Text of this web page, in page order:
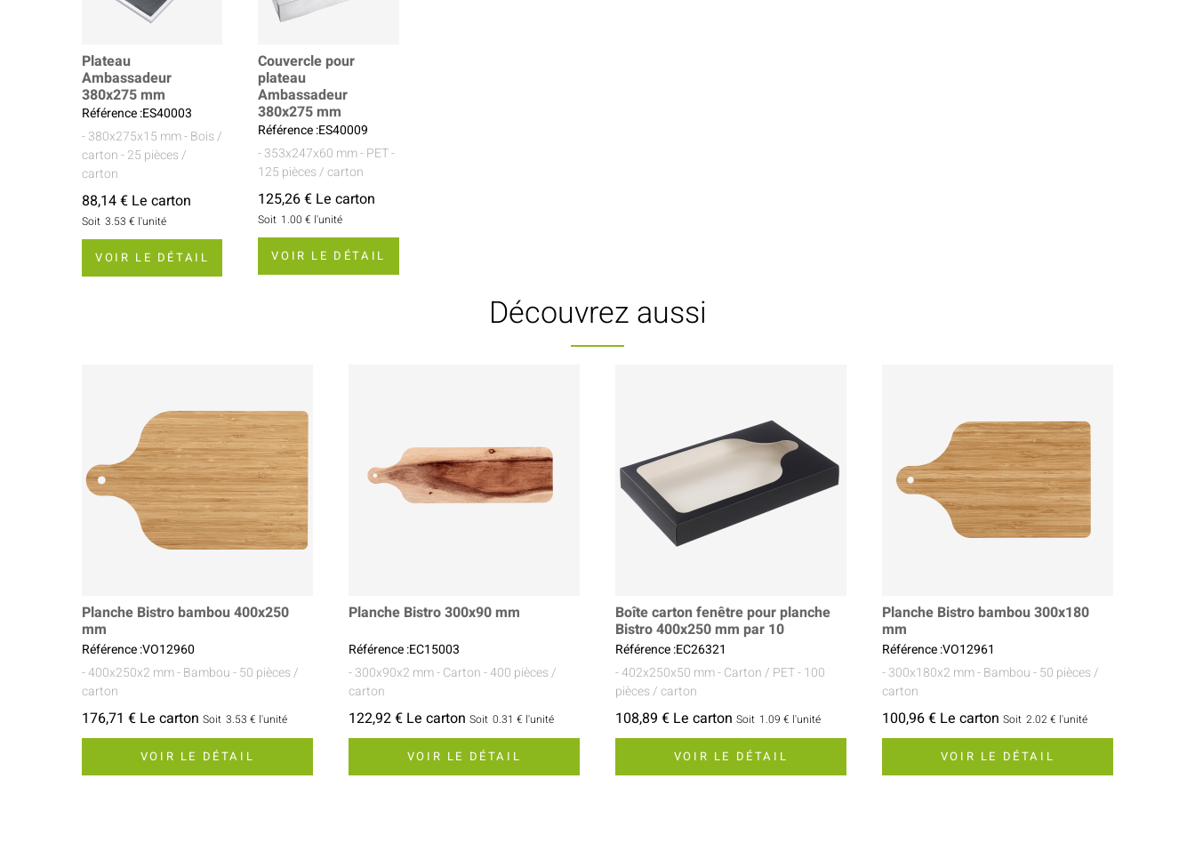
Plateau
Ambassadeur
380x275 mm
Référence :ES40003
- 380x275x15 mm- Bois /
carton- 25 pièces /
carton
88,14 € Le carton
Soit 3.53 € l'unité
VOIR LE DÉTAIL
Couvercle pour
plateau
Ambassadeur
380x275 mm
Référence :ES40009
- 353x247x60 mm- PET-
125 pièces / carton
125,26 € Le carton
Soit 1.00 € l'unité
VOIR LE DÉTAIL
Découvrez aussi
Planche Bistro bambou 400x250
mm
Référence :VO12960
- 400x250x2 mm- Bambou- 50 pièces /
carton
176,71 € Le carton Soit 3.53 € l'unité
VOIR LE DÉTAIL
Planche Bistro 300x90 mm
Référence :EC15003
- 300x90x2 mm- Carton- 400 pièces /
carton
122,92 € Le carton Soit 0.31 € l'unité
VOIR LE DÉTAIL
Boîte carton fenêtre pour planche
Bistro 400x250 mm par 10
Référence :EC26321
- 402x250x50 mm- Carton / PET- 100
pièces / carton
108,89 € Le carton Soit 1.09 € l'unité
VOIR LE DÉTAIL
Planche Bistro bambou 300x180
mm
Référence :VO12961
- 300x180x2 mm- Bambou- 50 pièces /
carton
100,96 € Le carton Soit 2.02 € l'unité
VOIR LE DÉTAIL